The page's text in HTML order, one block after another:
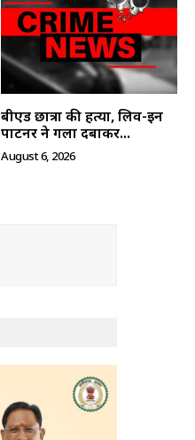
बीएड छात्रा की हत्या, लिव-इन
पार्टनर ने गला दबाकर...
August 6, 2026